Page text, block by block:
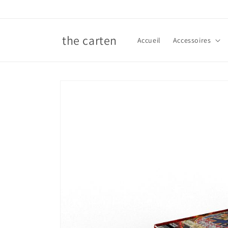
the carten Accueil Accessoires